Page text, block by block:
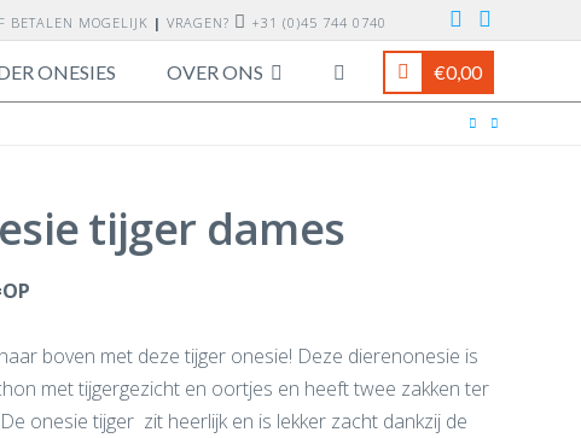
BETALEN MOGELIJK | VRAGEN? +31 (0)45 744 0740
ONESIES OVER ONS €0,00
tijger dames
boven met deze tijger onesie! Deze dierenonesie is
met tijgergezicht en oortjes en heeft twee zakken ter
onesie tijger zit heerlijk en is lekker zacht dankzij de